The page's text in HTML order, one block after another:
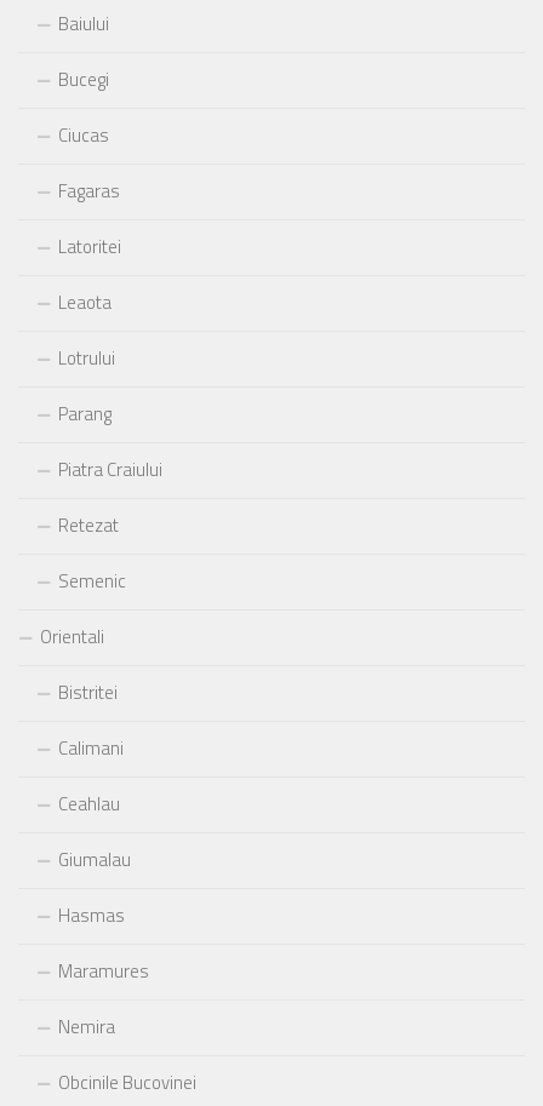
Baiului
Bucegi
Ciucas
Fagaras
Latoritei
Leaota
Lotrului
Parang
Piatra Craiului
Retezat
Semenic
Orientali
Bistritei
Calimani
Ceahlau
Giumalau
Hasmas
Maramures
Nemira
Obcinile Bucovinei